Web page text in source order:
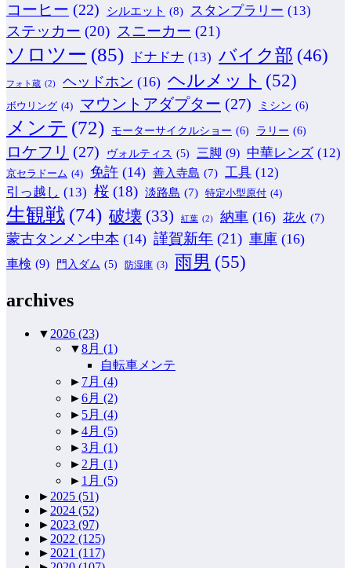
コーヒー (22) シルエット (8) スタンプラリー (13)
ステッカー (20) スニーカー (21)
ソロツー (85) ドナドナ (13) バイク部 (46)
フォト蔵 (2) ヘッドホン (16) ヘルメット (52)
ボウリング (4) マウントアダプター (27) ミシン (6)
メンテ (72) モーターサイクルショー (6) ラリー (6)
ロケフリ (27) ヴォルティス (5) 三脚 (9) 中華レンズ (12)
京セラドーム (4) 免許 (14) 善入寺島 (7) 工具 (12)
引っ越し (13) 桜 (18) 淡路島 (7) 特定小型原付 (4)
生観戦 (74) 破壊 (33) 紅葉 (2) 納車 (16) 花火 (7)
蒙古タンメン中本 (14) 謹賀新年 (21) 車庫 (16)
車検 (9) 門入ダム (5) 防湿庫 (3) 雨男 (55)
archives
▼ 2026 (23)
▼8月 (1)
自転車メンテ
► 7月 (4)
►6月 (2)
► 5月 (4)
►4月 (5)
►3月 (1)
► 2月 (1)
► 1月 (5)
► 2025 (51)
► 2024 (52)
► 2023 (97)
► 2022 (125)
► 2021 (117)